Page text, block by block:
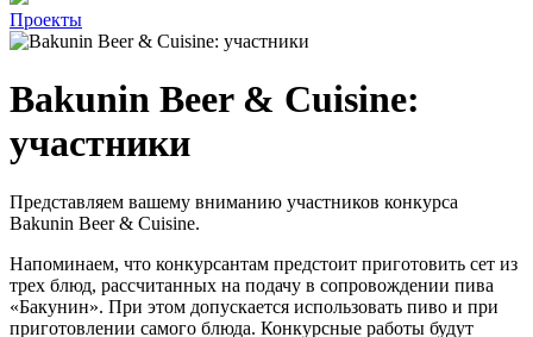
Проекты
Bakunin Beer & Cuisine:
участники
Представляем вашему вниманию участников конкурса
Bakunin Beer & Cuisine.
Напоминаем, что конкурсантам предстоит приготовить сет из
трех блюд, рассчитанных на подачу в сопровождении пива
«Бакунин». При этом допускается использовать пиво и при
приготовлении самого блюда. Конкурсные работы будут